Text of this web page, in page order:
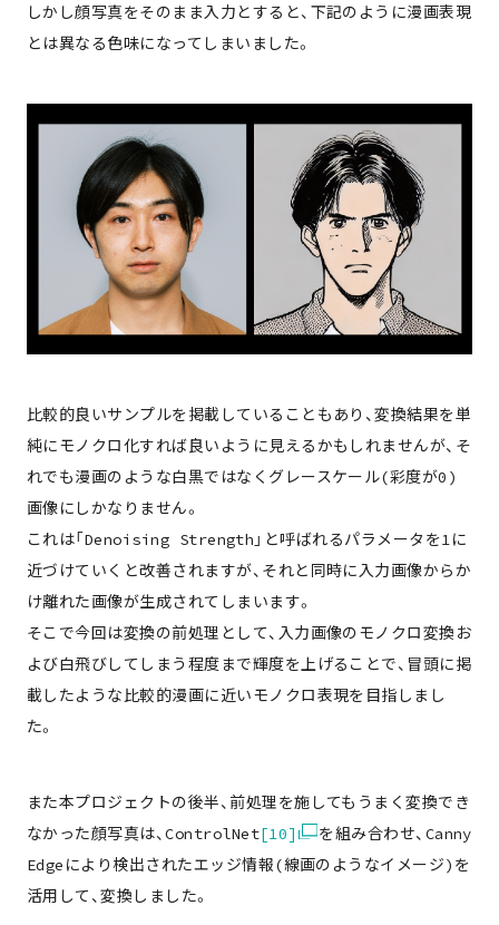
しかし顔写真をそのまま入力とすると、下記のように漫画表現
とは異なる色味になってしまいました。
比較的良いサンプルを掲載していることもあり、変換結果を単
純にモノクロ化すれば良いように見えるかもしれませんが、そ
れでも漫画のような白黒ではなくグレースケール(彩度が0)
画像にしかなりません。
これは「Denoising Strength」と呼ばれるパラメータを1に
近づけていくと改善されますが、それと同時に入力画像からか
け離れた画像が生成されてしまいます。
そこで今回は変換の前処理として、入力画像のモノクロ変換お
よび白飛びしてしまう程度まで輝度を上げることで、冒頭に掲
載したような比較的漫画に近いモノクロ表現を目指しまし
た。
また本プロジェクトの後半、前処理を施してもうまく変換でき
なかった顔写真は、ControlNet[10]
を組み合わせ、Canny
Edgeにより検出されたエッジ情報(線画のようなイメージ)を
活用して、変換しました。